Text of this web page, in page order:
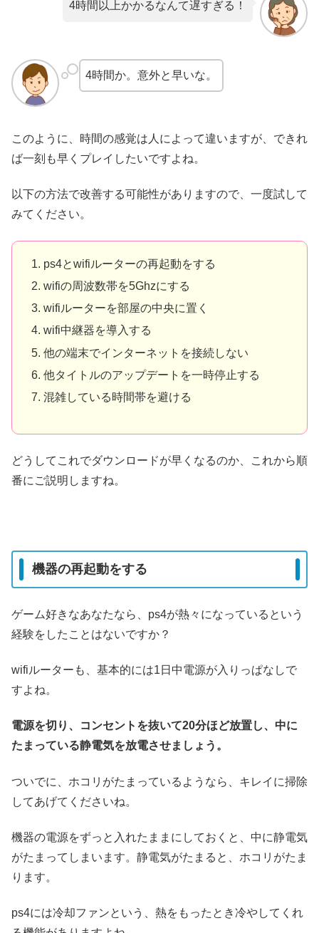
4時間以上かかるなんて遅すぎる！
4時間か。意外と早いな。
このように、時間の感覚は人によって違いますが、できれ
ば一刻も早くプレイしたいですよね。
以下の方法で改善する可能性がありますので、一度試して
みてください。
ps4とwifiルーターの再起動をする
wifiの周波数帯を5Ghzにする
wifiルーターを部屋の中央に置く
wifi中継器を導入する
他の端末でインターネットを接続しない
他タイトルのアップデートを一時停止する
混雑している時間帯を避ける
どうしてこれでダウンロードが早くなるのか、これから順
番にご説明しますね。
機器の再起動をする
ゲーム好きなあなたなら、ps4が熱々になっているという
経験をしたことはないですか？
wifiルーターも、基本的には1日中電源が入りっぱなしで
すよね。
電源を切り、コンセントを抜いて20分ほど放置し、中に
たまっている静電気を放電させましょう。
ついでに、ホコリがたまっているようなら、キレイに掃除
してあげてくださいね。
機器の電源をずっと入れたままにしておくと、中に静電気
がたまってしまいます。静電気がたまると、ホコリがたま
ります。
ps4には冷却ファンという、熱をもったとき冷やしてくれ